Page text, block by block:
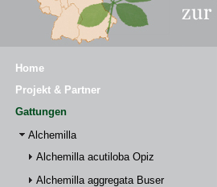
Home
Projekt & Partner
Gattungen
Alchemilla
Alchemilla acutiloba Opiz
Alchemilla aggregata Buser